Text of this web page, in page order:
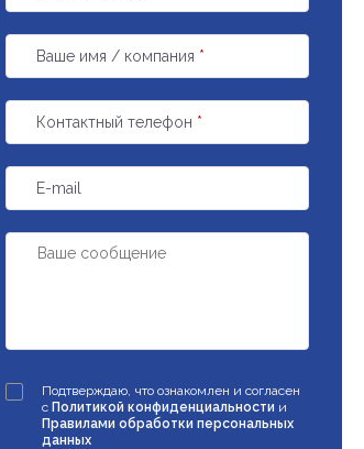
Ваше имя / компания *
Контактный телефон *
E-mail
Подтверждаю, что ознакомлен и согласен
с Политикой конфиденциальности и
Правилами обработки персональных
данных